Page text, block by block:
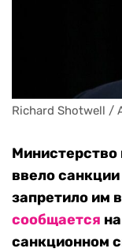
Richard Shotwell /
ввело
запретило им
сообщается
санкционном